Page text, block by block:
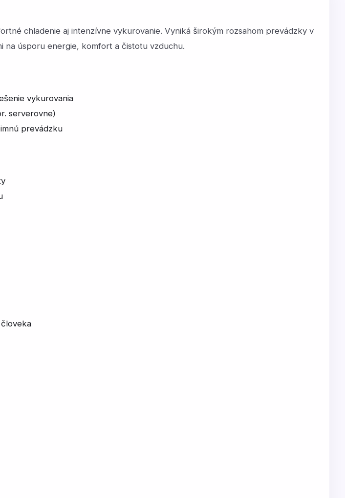
chladenie aj intenzívne vykurovanie. Vyniká širokým rozsahom prevádzky v
na úsporu energie, komfort a čistotu vzduchu.
vykurovania
serverovne)
prevádzku